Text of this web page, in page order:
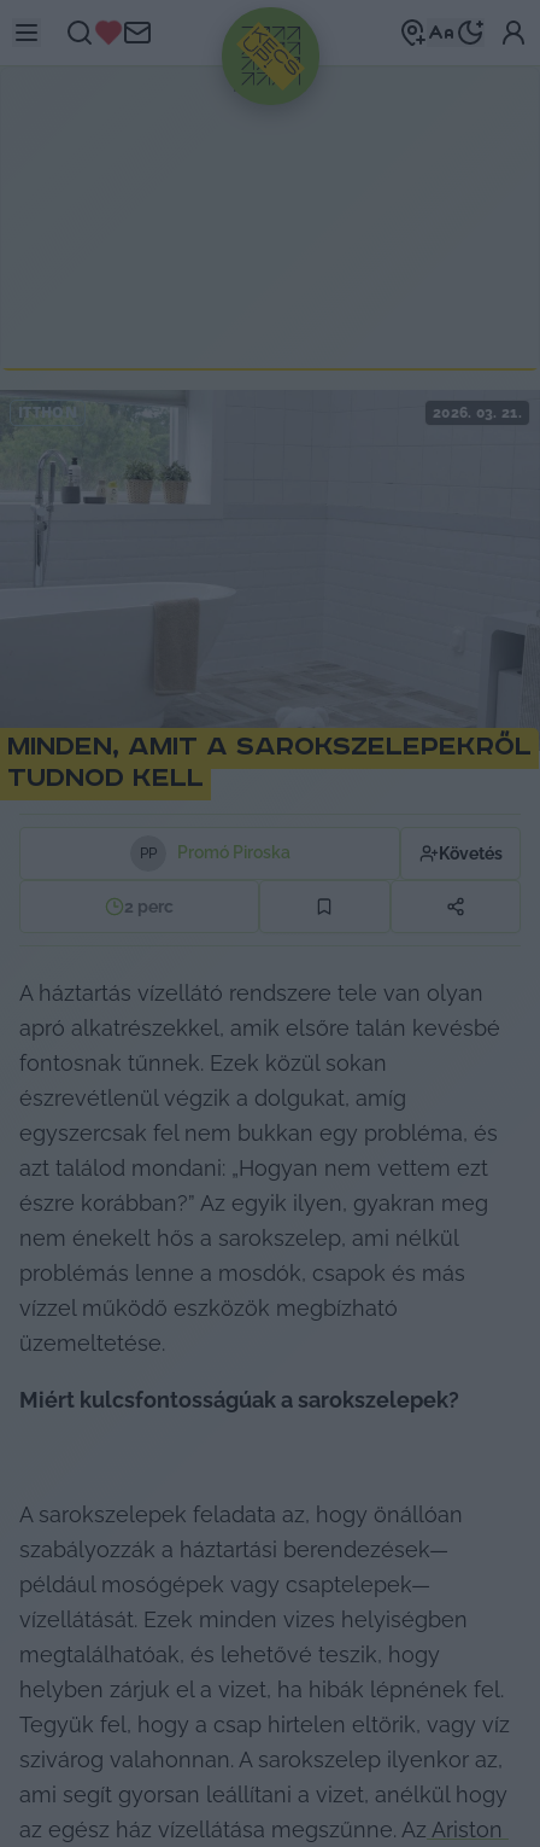
HIRDETÉS
ITTHON 2026. 03. 21.
Minden, amit a sarokszelepekről
tudnod kell
PP Promó Piroska Követés
2 perc
A háztartás vízellátó rendszere tele van olyan
apró alkatrészekkel, amik elsőre talán kevésbé
fontosnak tűnnek. Ezek közül sokan
észrevétlenül végzik a dolgukat, amíg
egyszercsak fel nem bukkan egy probléma, és
azt találod mondani: „Hogyan nem vettem ezt
észre korábban?” Az egyik ilyen, gyakran meg
nem énekelt hős a sarokszelep, ami nélkül
problémás lenne a mosdók, csapok és más
vízzel működő eszközök megbízható
üzemeltetése.
Miért kulcsfontosságúak a sarokszelepek?
A sarokszelepek feladata az, hogy önállóan
szabályozzák a háztartási berendezések—
például mosógépek vagy csaptelepek—
vízellátását. Ezek minden vizes helyiségben
megtalálhatóak, és lehetővé teszik, hogy
helyben zárjuk el a vizet, ha hibák lépnének fel.
Tegyük fel, hogy a csap hirtelen eltörik, vagy víz
szivárog valahonnan. A sarokszelep ilyenkor az,
ami segít gyorsan leállítani a vizet, anélkül hogy
az egész ház vízellátása megszűnne. Az Ariston